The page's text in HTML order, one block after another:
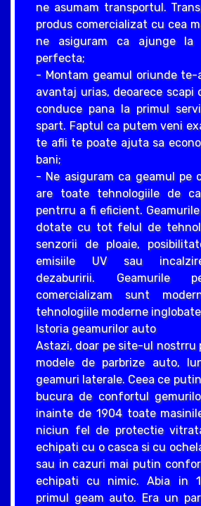
ne asumam transportul.
produs comercializat cu cea
ne asiguram ca ajunge
perfecta;
- Montam geamul oriunde te-
avantaj urias, deoarece scapi
conduce pana la primul
spart. Faptul ca putem veni
te afli te poate ajuta sa
bani;
- Ne asiguram ca geamul pe
are toate tehnologiile de
pentrru a fi eficient.
dotate cu tot felul de
senzorii de ploaie,
emisiile UV sau
dezaburirii.
comercializam sunt
tehnologiile moderne
Istoria geamurilor auto
Astazi, doar pe site-ul nostrru
modele de parbrize auto,
geamuri laterale. Ceea ce
bucura de confortul
inainte de 1904 toate
niciun fel de protectie
echipati cu o casca si cu
sau in cazuri mai putin
echipati cu nimic. Abia in
primul geam auto. Era un